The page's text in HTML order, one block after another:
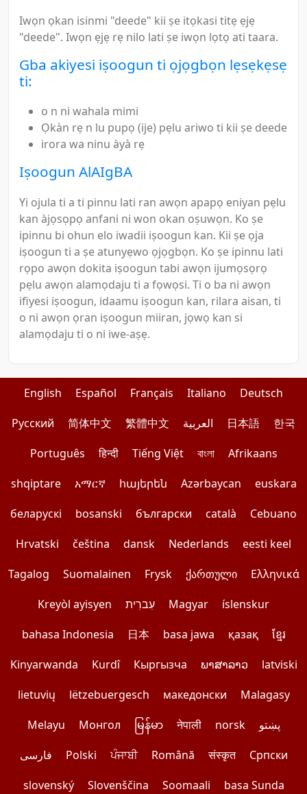
Iwọn ọkan isinmi "deede" kii ṣe itọkasi titẹ ẹjẹ
"deede". Iwọn ẹjẹ rẹ nilo lati ṣe iwọn lọtọ ati taara.
Gba akiyesi iṣoogun ti ọjọgbọn lẹsẹkẹsẹ
ti:
o n ni wahala mimi
Ọkàn rẹ n lu pupọ (ije) pẹlu ariwo ti kii ṣe deede
irora wa ninu àyà rẹ
Iṣoogun AlAIgBA
Yi ojula ti a ti pinnu lati ran awọn apapọ eniyan pẹlu
kan àjọsọpọ anfani ni won okan oṣuwọn. Ko ṣe
ipinnu bi ohun elo iwadii iṣoogun kan. Kii ṣe ọja
iṣoogun ti a ṣe atunyẹwo ọjọgbọn. Ko ṣe ipinnu lati
rọpo awọn dokita iṣoogun tabi awọn ijumọsọrọ
pẹlu awọn alamọdaju ti a fọwọsi. Ti o ba ni awọn
ifiyesi iṣoogun, idaamu iṣoogun kan, rilara aisan, ti
o ni awọn ọran iṣoogun miiran, jọwọ kan si
alamọdaju ti o ni iwe-aṣẹ.
English Español Français Italiano
Deutsch
Pусский
简体中文 繁體中文 العربية 日本語
한국
Português
हिन्दी Tiếng Việt বাংলা
Afrikaans
shqiptare
አማርኛ հայերեն Azərbaycan
euskara
беларускі
bosanski български català
Cebuano
Hrvatski
čeština dansk Nederlands
eesti keel
Tagalog
Suomalainen Frysk ქართული
Ελληνικά
Kreyòl ayisyen
עִברִית Magyar
íslenskur
bahasa Indonesia
日本 basa jawa қазақ
ខ្មែរ
Kinyarwanda
Kurdî Кыргызча ພາສາລາວ
latviski
lietuvių
lëtzebuergesch македонски
Malagasy
Melayu
Монгол မြန်မာ नेपाली norsk
پښتو
فارسی
Polski ਪੰਜਾਬੀ Română संस्कृत
Српски
slovenský
Slovenščina Soomaali basa Sunda